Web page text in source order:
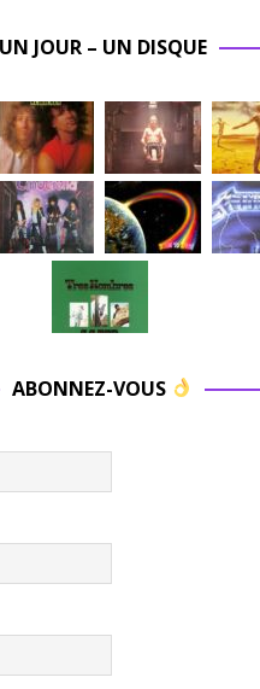
UN JOUR – UN DISQUE
ABONNEZ-VOUS